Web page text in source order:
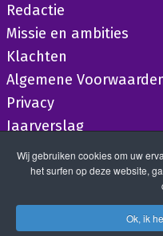
Redactie
Missie en ambities
Klachten
Algemene
Privacy
Jaarverslag
Wij gebruiken cookies om uw
het surfen op deze website,
Ok, ik